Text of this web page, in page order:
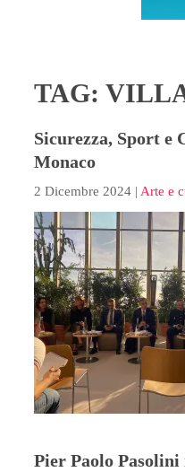
TAG:
Sicurezza, Sport
Monaco
2 Dicembre 2024 | Arte e
Pier Paolo